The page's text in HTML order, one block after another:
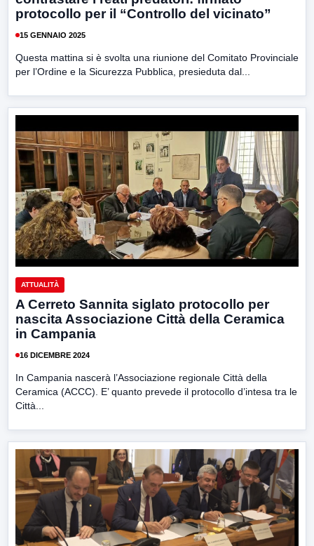
protocollo per il “Controllo del vicinato”
15 GENNAIO 2025
Questa mattina si è svolta una riunione del Comitato Provinciale
per l’Ordine e la Sicurezza Pubblica, presieduta dal...
ATTUALITÀ
A Cerreto Sannita siglato protocollo per
nascita Associazione Città della Ceramica
in Campania
16 DICEMBRE 2024
In Campania nascerà l’Associazione regionale Città della
Ceramica (ACCC). E’ quanto prevede il protocollo d’intesa tra le
Città...